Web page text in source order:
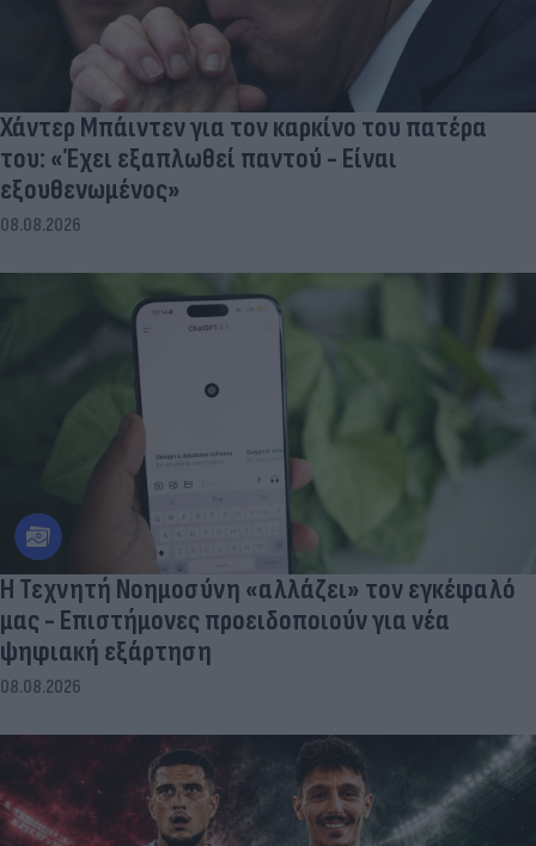
Χάντερ Μπάιντεν για τον καρκίνο του πατέρα
του: «Έχει εξαπλωθεί παντού - Είναι
εξουθενωμένος»
08.08.2026
Η Τεχνητή Νοημοσύνη «αλλάζει» τον εγκέφαλό
μας - Eπιστήμονες προειδοποιούν για νέα
ψηφιακή εξάρτηση
08.08.2026